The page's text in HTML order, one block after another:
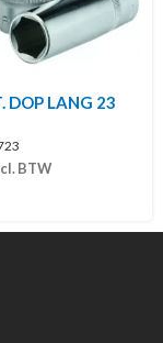
DOP LANG 23
BTW